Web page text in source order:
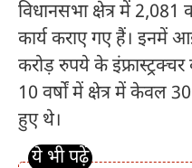
विधानसभा क्षेत्र में
कार्य कराए गए हैं। इनमें
करोड़ रुपये के
10 वर्षों में क्षेत्र में केवल
हुए थे।